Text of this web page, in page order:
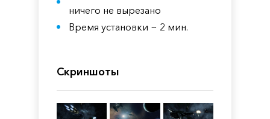
ничего не вырезано
Время установки ~ 2 мин.
Скриншоты